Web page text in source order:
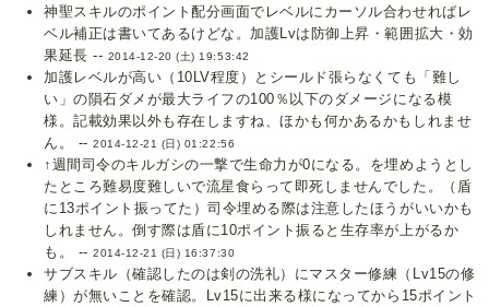
神聖スキルのポイント配分画面でレベルにカーソル合わせればレ
ベル補正は書いてあるけどな。加護Lvは防御上昇・範囲拡大・効
果延長 -- 2014-12-20 (土) 19:53:42
加護レベルが高い（10LV程度）とシールド張らなくても「難し
い」の隕石ダメが最大ライフの100％以下のダメージになる模
様。記載効果以外も存在しますね、ほかも何かあるかもしれませ
ん。 --2014-12-21 (日) 01:22:56
↑週間司令のキルガシの一撃で生命力が0になる。を埋めようとし
たところ難易度難しいで流星食らって即死しませんでした。（盾
に13ポイント振ってた）司令埋める際は注意したほうがいいかも
しれません。倒す際は盾に10ポイント振ると生存率が上がるか
も。 --2014-12-21 (日) 16:37:30
サブスキル（確認したのは剣の洗礼）にマスター修練（Lv15の修
練）が無いことを確認。Lv15に出来る様になってから15ポイント